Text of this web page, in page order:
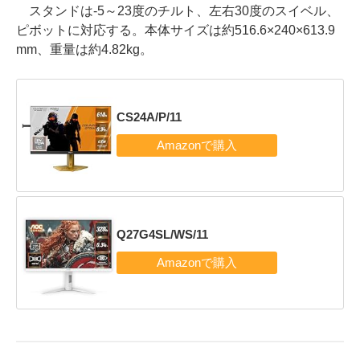
スタンドは-5～23度のチルト、左右30度のスイベル、
ピボットに対応する。本体サイズは約516.6×240×613.9
mm、重量は約4.82kg。
CS24A/P/11
Q27G4SL/WS/11